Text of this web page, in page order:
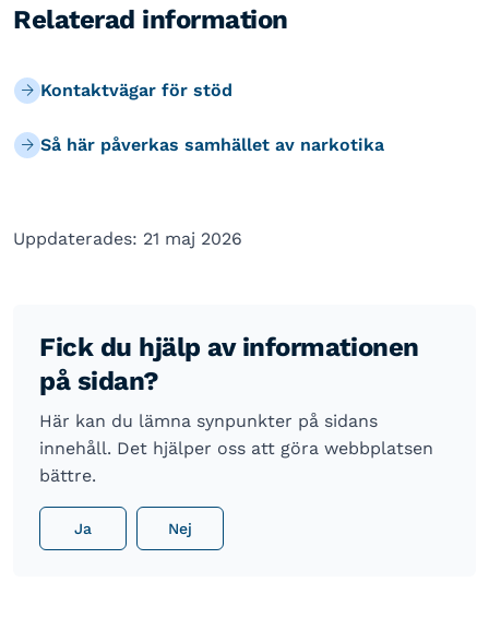
Relaterad information
Kontaktvägar för stöd
Så här påverkas samhället av narkotika
Uppdaterades: 21 maj 2026
Fick du hjälp av informationen
på sidan?
Här kan du lämna synpunkter på sidans
innehåll. Det hjälper oss att göra webbplatsen
bättre.
Ja Nej